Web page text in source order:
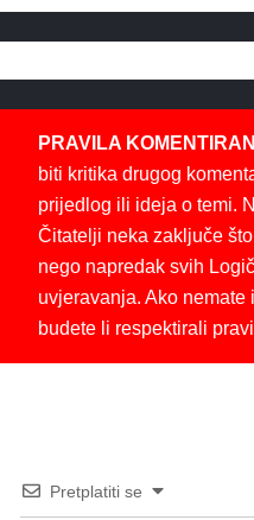
PRAVILA
biti kritika drugog
prijedlog ili ideja o temi.
Čitatelji neka zaključe
nego napredak svih
uvjeravanja. Ako
budete li respektirali
Pretplatiti se